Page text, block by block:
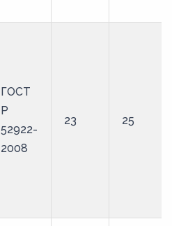
ГОСТ
Р
52922-
2008
23 25